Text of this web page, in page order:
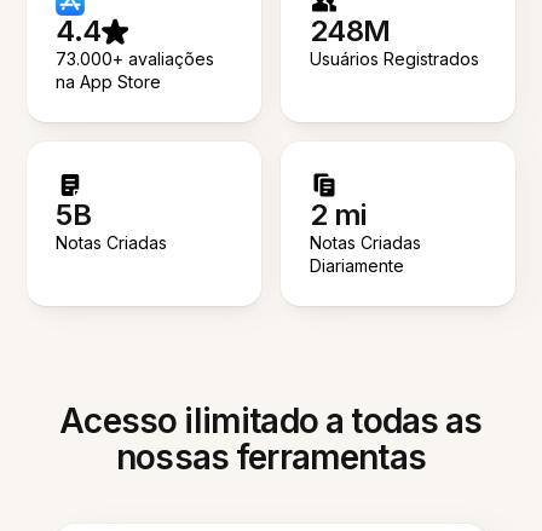
4.4
73.000+ avaliações
na App Store
248M
Usuários Registrados
5B
Notas Criadas
2 mi
Notas Criadas
Diariamente
Acesso ilimitado a todas as
nossas ferramentas